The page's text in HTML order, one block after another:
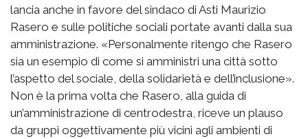
lancia anche in favore del sindaco di Asti Maurizio
Rasero e sulle politiche sociali portate avanti dalla sua
amministrazione. «Personalmente ritengo che Rasero
sia un esempio di come si amministri una città sotto
l’aspetto del sociale, della solidarietà e dell’inclusione».
Non è la prima volta che Rasero, alla guida di
un’amministrazione di centrodestra, riceve un plauso
da gruppi oggettivamente più vicini agli ambienti di